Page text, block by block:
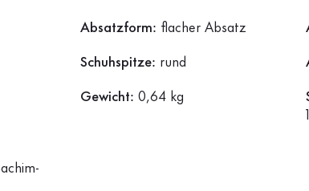
Absatzform: flacher Absatz
Schuhspitze: rund
Gewicht: 0,64 kg